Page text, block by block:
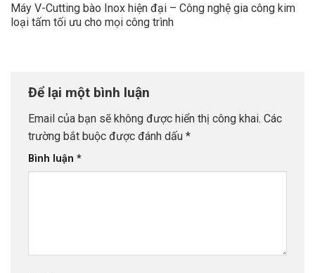
Máy V-Cutting bào Inox hiện đại – Công nghệ gia công kim
loại tấm tối ưu cho mọi công trình
Để lại một bình luận
Email của bạn sẽ không được hiển thị công khai. Các
trường bắt buộc được đánh dấu *
Bình luận *